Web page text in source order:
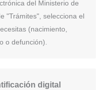
del Ministerio de
"Trámites", selecciona el
(nacimiento,
o defunción).
digital